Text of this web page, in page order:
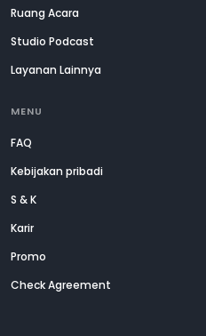
Ruang Acara
Studio Podcast
Layanan Lainnya
MENU
FAQ
Kebijakan pribadi
S & K
Karir
Promo
Check Agreement